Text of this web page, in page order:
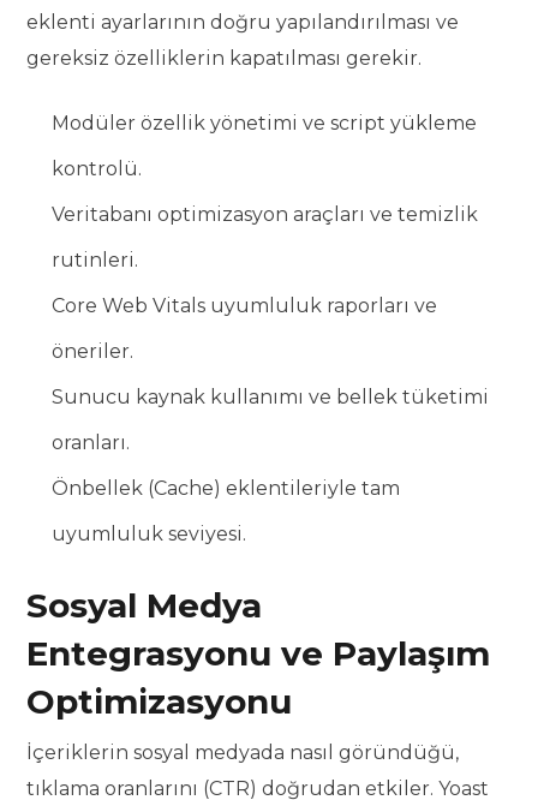
eklenti ayarlarının doğru yapılandırılması ve
gereksiz özelliklerin kapatılması gerekir.
Modüler özellik yönetimi ve script yükleme
kontrolü.
Veritabanı optimizasyon araçları ve temizlik
rutinleri.
Core Web Vitals uyumluluk raporları ve
öneriler.
Sunucu kaynak kullanımı ve bellek tüketimi
oranları.
Önbellek (Cache) eklentileriyle tam
uyumluluk seviyesi.
Sosyal Medya
Entegrasyonu ve Paylaşım
Optimizasyonu
İçeriklerin sosyal medyada nasıl göründüğü,
tıklama oranlarını (CTR) doğrudan etkiler. Yoast